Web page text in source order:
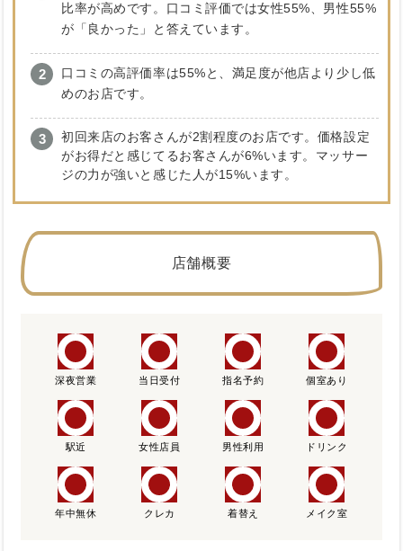
比率が高めです。口コミ評価では女性55%、男性55%
が「良かった」と答えています。
口コミの高評価率は55%と、満足度が他店より少し低
めのお店です。
初回来店のお客さんが2割程度のお店です。価格設定
がお得だと感じてるお客さんが6%います。マッサー
ジの力が強いと感じた人が15%います。
店舗概要
深夜営業 当日受付 指名予約 個室あり
駅近 女性店員 男性利用 ドリンク
年中無休 クレカ 着替え メイク室